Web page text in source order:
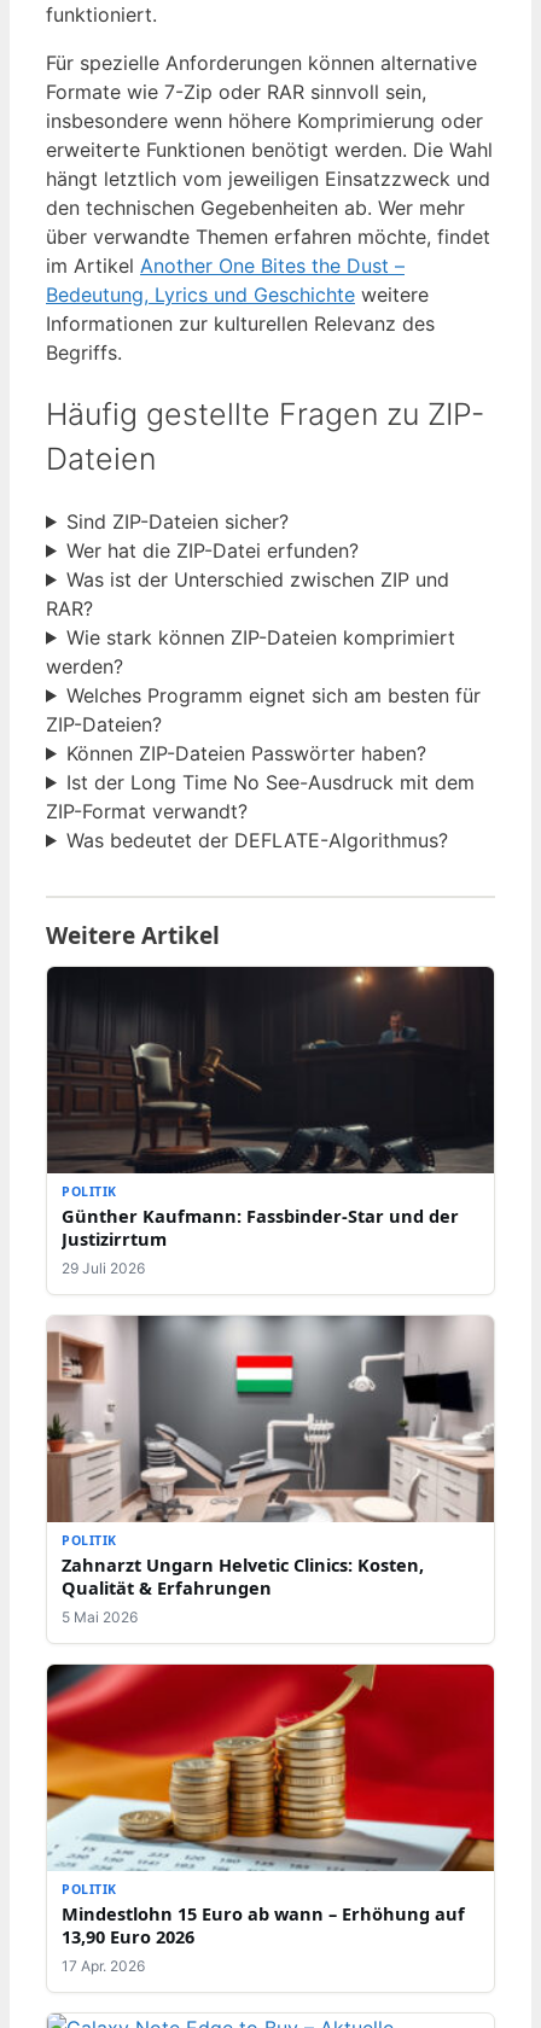
funktioniert.
Für spezielle Anforderungen können alternative
Formate wie 7-Zip oder RAR sinnvoll sein,
insbesondere wenn höhere Komprimierung oder
erweiterte Funktionen benötigt werden. Die Wahl
hängt letztlich vom jeweiligen Einsatzzweck und
den technischen Gegebenheiten ab. Wer mehr
über verwandte Themen erfahren möchte, findet
im Artikel Another One Bites the Dust –
Bedeutung, Lyrics und Geschichte weitere
Informationen zur kulturellen Relevanz des
Begriffs.
Häufig gestellte Fragen zu ZIP-
Dateien
Sind ZIP-Dateien sicher?
Wer hat die ZIP-Datei erfunden?
Was ist der Unterschied zwischen ZIP und
RAR?
Wie stark können ZIP-Dateien komprimiert
werden?
Welches Programm eignet sich am besten für
ZIP-Dateien?
Können ZIP-Dateien Passwörter haben?
Ist der Long Time No See-Ausdruck mit dem
ZIP-Format verwandt?
Was bedeutet der DEFLATE-Algorithmus?
Weitere Artikel
POLITIK
Günther Kaufmann: Fassbinder-Star und der
Justizirrtum
29 Juli 2026
POLITIK
Zahnarzt Ungarn Helvetic Clinics: Kosten,
Qualität & Erfahrungen
5 Mai 2026
POLITIK
Mindestlohn 15 Euro ab wann – Erhöhung auf
13,90 Euro 2026
17 Apr. 2026